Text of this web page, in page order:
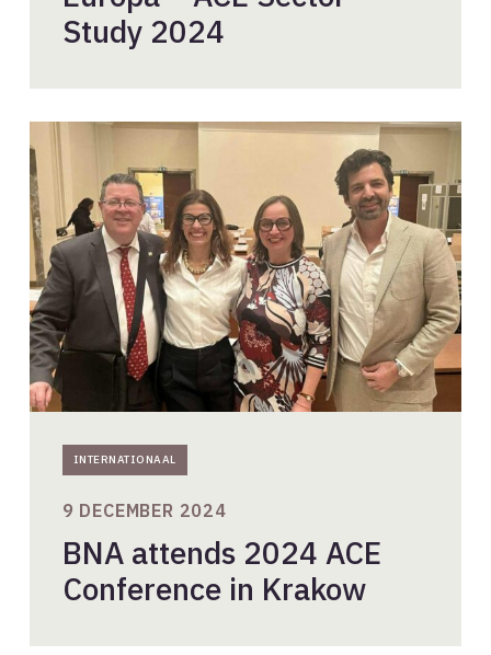
Study 2024
INTERNATIONAAL
BNA
attends
2024
ACE
Conference
in
Krakow
BNA attends 2024 ACE
Conference in Krakow
9 DECEMBER 2024